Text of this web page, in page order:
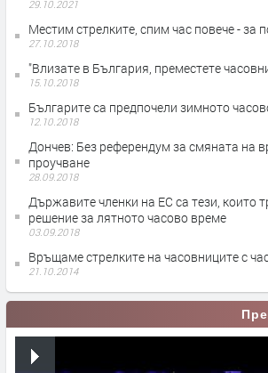
29.10.2021
Местим стрелките, спим час повече - за
27.10.2018
"Влизате в България, преместете
15.10.2018
Българитe са предпочели зимното
12.10.2018
Дончев: Без референдум за смяната на
проучване
28.09.2018
Държавите членки на ЕС са тези, които
решение за лятното часово време
03.09.2018
Връщаме стрелките на часовниците с
21.10.2014